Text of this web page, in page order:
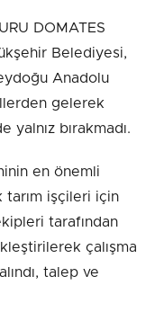
DOMATES
Belediyesi,
Anadolu
gelerek
yalnız bırakmadı.
en önemli
tarım işçileri için
tarafından
çalışma
talep ve